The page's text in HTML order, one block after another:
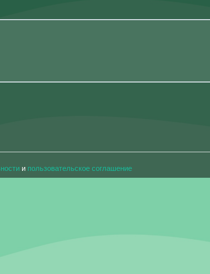
и пользовательское соглашение